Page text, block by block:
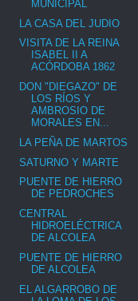
MUNICIPAL
LA CASA DEL JUDIO
VISITA DE LA REINA
ISABEL II A
ACÓRDOBA 1862
DON "DIEGAZO" DE
LOS RÍOS Y
AMBROSIO DE
MORALES EN...
LA PEÑA DE MARTOS
SATURNO Y MARTE
PUENTE DE HIERRO
DE PEDROCHES
CENTRAL
HIDROELÉCTRICA
DE ALCOLEA
PUENTE DE HIERRO
DE ALCOLEA
EL ALGARROBO DE